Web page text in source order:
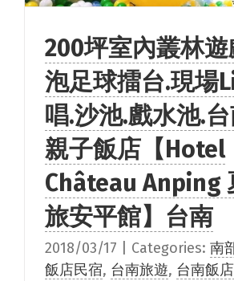
200坪室內叢林
泡足球擂台.現場
唱.沙池.戲水池.
親子飯店【Hotel
Château Anping
旅安平館】台南
2018/03/17 Categories: 南
飯店民宿, 台南旅遊, 台南飯